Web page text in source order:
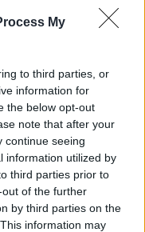
My
to third parties, or
information for
the below opt-out
note that after your
continue seeing
information utilized by
third parties prior to
of the further
by third parties on the
information may